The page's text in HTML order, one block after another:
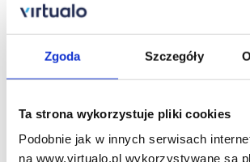
Zgoda Szczegóły
Ta strona wykorzystuje pliki cookies
Podobnie jak w innych serwisach
na www.virtualo.pl wykorzystywane są
Filtruj
Na